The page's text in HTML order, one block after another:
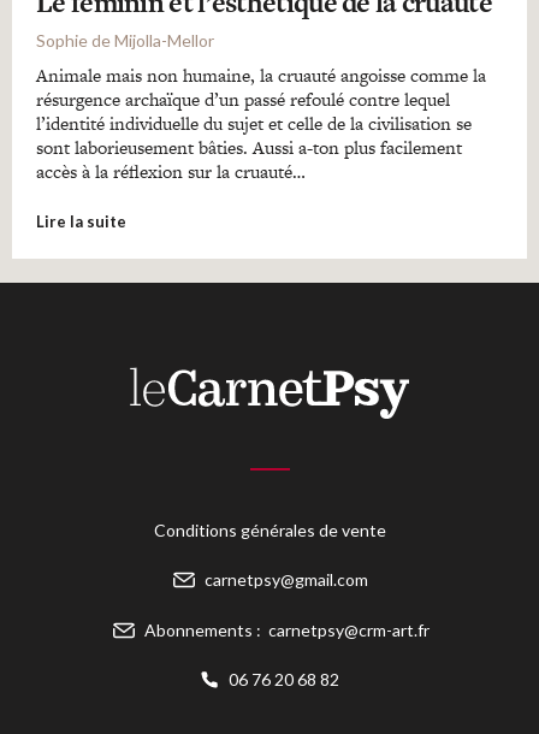
Sophie de Mijolla-Mellor
Animale mais non humaine, la cruauté angoisse comme la
résurgence archaïque d’un passé refoulé contre lequel
l’identité individuelle du sujet et celle de la civilisation se
sont laborieusement bâties. Aussi a-ton plus facilement
accès à la réflexion sur la cruauté…
Lire la suite
Conditions générales de vente
carnetpsy@gmail.com
Abonnements : carnetpsy@crm-art.fr
06 76 20 68 82